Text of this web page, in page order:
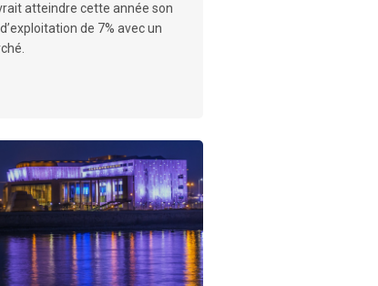
atteindre cette année son
de 7% avec un